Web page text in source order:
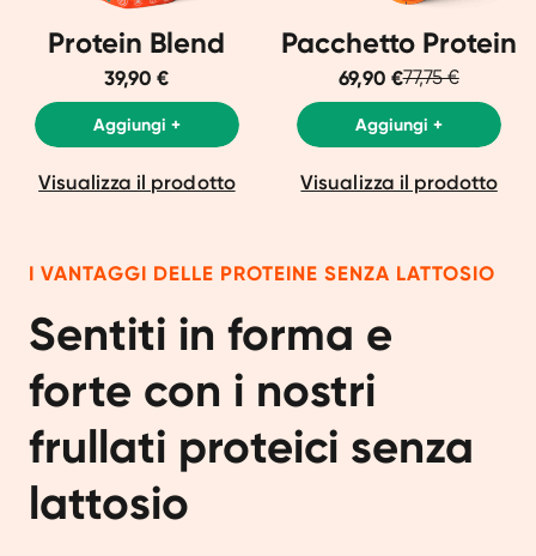
Protein Blend
39,90 €
Aggiungi +
Visualizza il prodotto
Pacchetto Protein
69,90 €77,75 €
Aggiungi +
Visualizza il prodotto
I VANTAGGI DELLE PROTEINE SENZA LATTOSIO
Sentiti in forma e
forte con i nostri
frullati proteici senza
lattosio